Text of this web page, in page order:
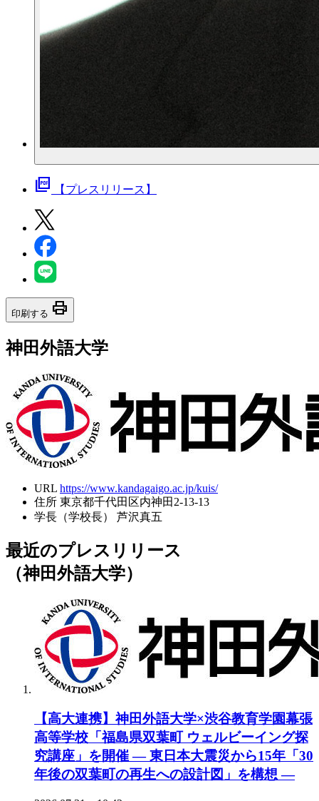
picture_as_pdf 【プレスリリース】
印刷する print
神田外語大学
URL https://www.kandagaigo.ac.jp/kuis/
住所 東京都千代田区内神田2-13-13
学長（学校長）
芦沢真五
最近のプレスリリース
（神田外語大学）
【高大連携】神田外語大学×渋谷教育学園幕張
高等学校「福島県双葉町 ウェルビーイング探
究講座」を開催 ― 東日本大震災から15年「30
年後の双葉町の再生への設計図」を構想 ―